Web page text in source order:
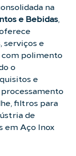
na
e Bebidas
serviços e
polimento
o
e
filtros para
de
em Aço Inox